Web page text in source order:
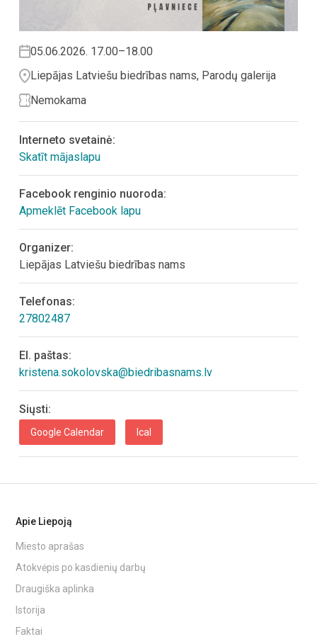
05.06.2026. 17.00–18.00
Liepājas Latviešu biedrības nams, Parodų galerija
Nemokama
Interneto svetainė:
Skatīt mājaslapu
Facebook renginio nuoroda:
Apmeklēt Facebook lapu
Organizer:
Liepājas Latviešu biedrības nams
Telefonas:
27802487
El. paštas:
kristena.sokolovska@biedribasnams.lv
Siųsti:
Google Calendar Ical
Apie Liepoją
Miesto aprašas
Atokvėpis po kasdienių darbų
Draugiška aplinka
Istorija
Faktai